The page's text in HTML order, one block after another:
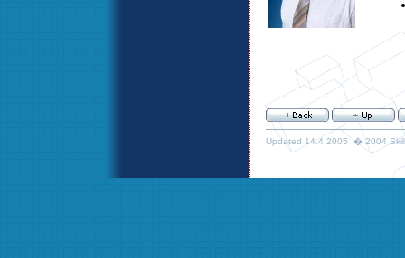
Updated 14.4.2005 � 2004